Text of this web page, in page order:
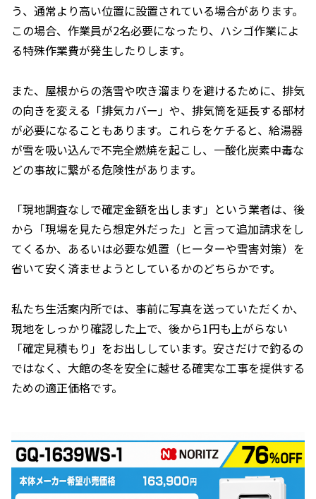
う、通常より高い位置に設置されている場合があります。
この場合、作業員が2名必要になったり、ハシゴ作業によ
る特殊作業費が発生したりします。
また、屋根からの落雪や吹き溜まりを避けるために、排気
の向きを変える「排気カバー」や、排気筒を延長する部材
が必要になることもあります。これらをケチると、給湯器
が雪を吸い込んで不完全燃焼を起こし、一酸化炭素中毒な
どの事故に繋がる危険性があります。
「現地調査なしで確定金額を出します」という業者は、後
から「現場を見たら想定外だった」と言って追加請求をし
てくるか、あるいは必要な処置（ヒーターや雪害対策）を
省いて安く済ませようとしているかのどちらかです。
私たち生活案内所では、事前に写真を送っていただくか、
現地をしっかり確認した上で、後から1円も上がらない
「確定見積もり」をお出ししています。安さだけで釣るの
ではなく、大館の冬を安全に越せる確実な工事を提供する
ための適正価格です。